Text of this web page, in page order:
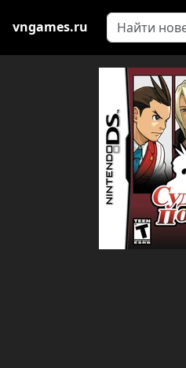
vngames.ru